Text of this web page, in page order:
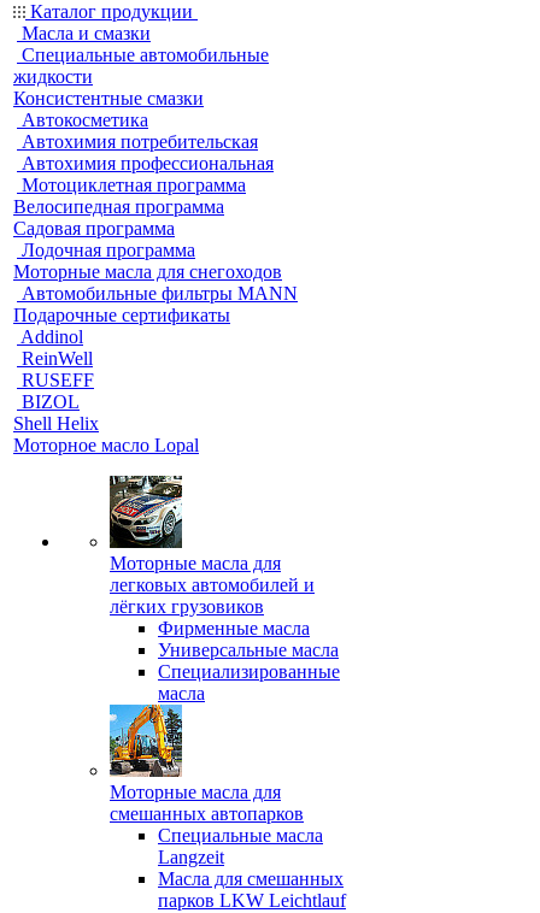
Каталог продукции
Масла и смазки
Специальные автомобильные
жидкости
Консистентные смазки
Автокосметика
Автохимия потребительская
Автохимия профессиональная
Мотоциклетная программа
Велосипедная программа
Садовая программа
Лодочная программа
Моторные масла для снегоходов
Автомобильные фильтры MANN
Подарочные сертификаты
Addinol
ReinWell
RUSEFF
BIZOL
Shell Helix
Моторное масло Lopal
Моторные масла для
легковых автомобилей и
лёгких грузовиков
Фирменные масла
Универсальные масла
Специализированные
масла
Моторные масла для
смешанных автопарков
Специальные масла
Langzeit
Масла для смешанных
парков LKW Leichtlauf